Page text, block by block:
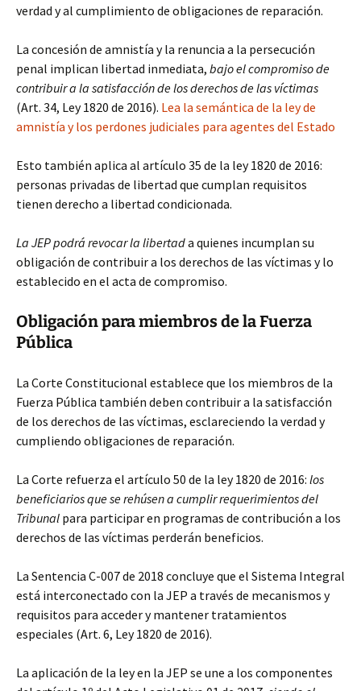
verdad y al cumplimiento de obligaciones de reparación.
La concesión de amnistía y la renuncia a la persecución
penal implican libertad inmediata, bajo el compromiso de
contribuir a la satisfacción de los derechos de las víctimas
(Art. 34, Ley 1820 de 2016). Lea la semántica de la ley de
amnistía y los perdones judiciales para agentes del Estado
Esto también aplica al artículo 35 de la ley 1820 de 2016:
personas privadas de libertad que cumplan requisitos
tienen derecho a libertad condicionada.
La JEP podrá revocar la libertada quienes incumplan su
obligación de contribuir a los derechos de las víctimas y lo
establecido en el acta de compromiso.
Obligación para miembros de la Fuerza
Pública
La Corte Constitucional establece que los miembros de la
Fuerza Pública también deben contribuir a la satisfacción
de los derechos de las víctimas, esclareciendo la verdad y
cumpliendo obligaciones de reparación.
La Corte refuerza el artículo 50 de la ley 1820 de 2016: los
beneficiarios que se rehúsen a cumplir requerimientos del
Tribunal para participar en programas de contribución a los
derechos de las víctimas perderán beneficios.
La Sentencia C-007 de 2018 concluye que el Sistema Integral
está interconectado con la JEP a través de mecanismos y
requisitos para acceder y mantener tratamientos
especiales (Art. 6, Ley 1820 de 2016).
La aplicación de la ley en la JEP se une a los componentes